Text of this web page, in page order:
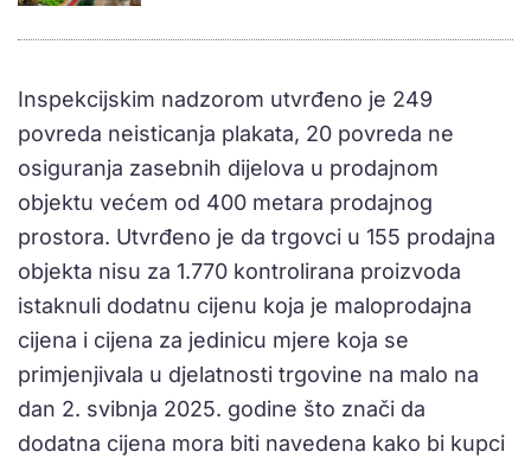
Inspekcijskim nadzorom utvrđeno je 249
povreda neisticanja plakata, 20 povreda ne
osiguranja zasebnih dijelova u prodajnom
objektu većem od 400 metara prodajnog
prostora. Utvrđeno je da trgovci u 155 prodajna
objekta nisu za 1.770 kontrolirana proizvoda
istaknuli dodatnu cijenu koja je maloprodajna
cijena i cijena za jedinicu mjere koja se
primjenjivala u djelatnosti trgovine na malo na
dan 2. svibnja 2025. godine što znači da
dodatna cijena mora biti navedena kako bi kupci